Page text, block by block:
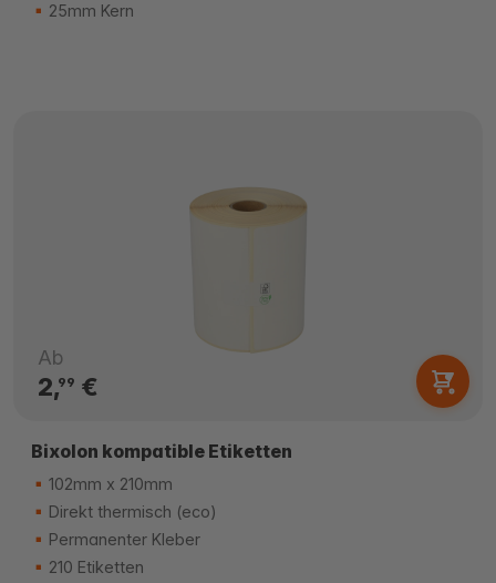
25mm Kern
Ab
2,99 €
Bixolon kompatible Etiketten
102mm x 210mm
Direkt thermisch (eco)
Permanenter Kleber
210 Etiketten